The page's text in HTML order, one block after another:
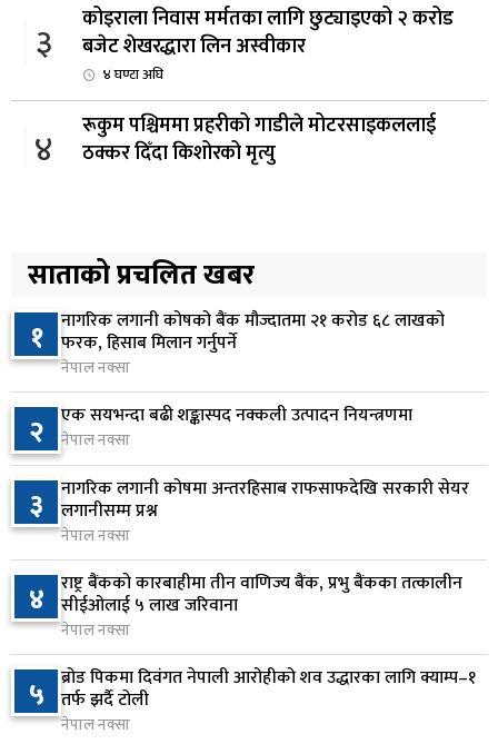
३
कोइराला निवास मर्मतका लागि छुट्याइएको २ करोड
बजेट शेखरद्धारा लिन अस्वीकार
४ घण्टा अघि
४
रूकुम पश्चिममा प्रहरीको गाडीले मोटरसाइकललाई
ठक्कर दिँदा किशोरको मृत्यु
५
प्रस्तुत हुने
५ घण्टा अघि
६
आज बस्ने भनिएको राष्ट्रिय सभाको बैठक बुधबारका लागि
सर्‍यो
५ घण्टा अघि
७
वीरगञ्जमा ट्यांकरको सिल खोलेर तेल निकाल्ने सात जना
रंगेहात पक्राउ
५ घण्टा अघि
८
जन्मसिद्ध नागरिकता कडा बनाउने ट्रम्पको नयाँ प्रयास, दुई
कार्यकारी आदेश जारी
६ घण्टा अघि
९ राप्रपाको निर्णय: बागमती प्रदेश सरकारमा सहभागी नहुने
६ घण्टा अघि
साताको प्रचलित खबर
१ नागरिक लगानी कोषको बैंक मौज्दातमा २१ करोड ६८ लाखको
फरक, हिसाब मिलान गर्नुपर्ने
नेपाल नक्सा
२ एक सयभन्दा बढी शङ्कास्पद नक्कली उत्पादन नियन्त्रणमा
नेपाल नक्सा
३ नागरिक लगानी कोषमा अन्तरहिसाब राफसाफदेखि सरकारी सेयर
लगानीसम्म प्रश्न
नेपाल नक्सा
४ राष्ट्र बैंकको कारबाहीमा तीन वाणिज्य बैंक, प्रभु बैंकका तत्कालीन
सीईओलाई ५ लाख जरिवाना
नेपाल नक्सा
५ ब्रोड पिकमा दिवंगत नेपाली आरोहीको शव उद्धारका लागि क्याम्प–१
तर्फ झर्दै टोली
नेपाल नक्सा